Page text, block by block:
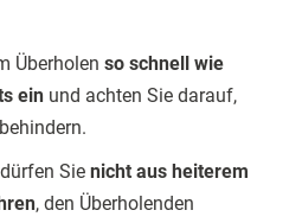
Überholen so schnell wie
ein und achten Sie darauf,
Sie nicht aus heiterem
, den Überholenden